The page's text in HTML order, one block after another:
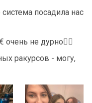
посадила нас
не дурно👌🏻
ракурсов - могу,